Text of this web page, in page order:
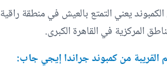
يعني التمتع بالعيش في منطقة
المركزية في القاهرة الكبرى.
القريبة من كمبوند جراندا إيجي جاب: